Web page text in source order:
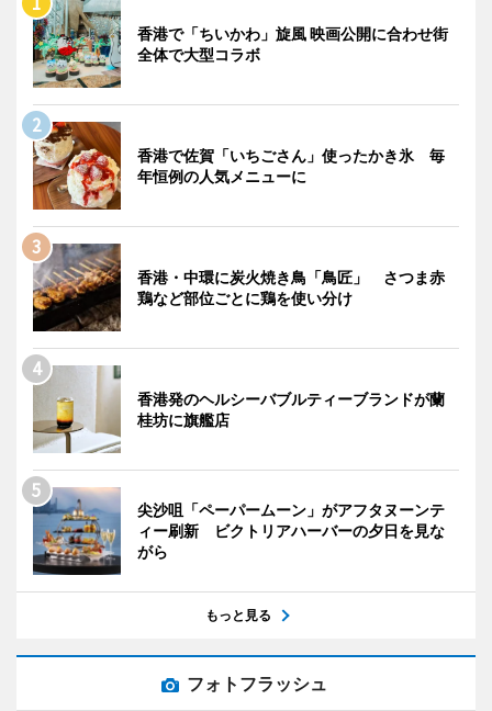
香港で「ちいかわ」旋風 映画公開に合わせ街
全体で大型コラボ
香港で佐賀「いちごさん」使ったかき氷 毎
年恒例の人気メニューに
香港・中環に炭火焼き鳥「鳥匠」 さつま赤
鶏など部位ごとに鶏を使い分け
香港発のヘルシーバブルティーブランドが蘭
桂坊に旗艦店
尖沙咀「ペーパームーン」がアフタヌーンテ
ィー刷新 ビクトリアハーバーの夕日を見な
がら
もっと見る
フォトフラッシュ